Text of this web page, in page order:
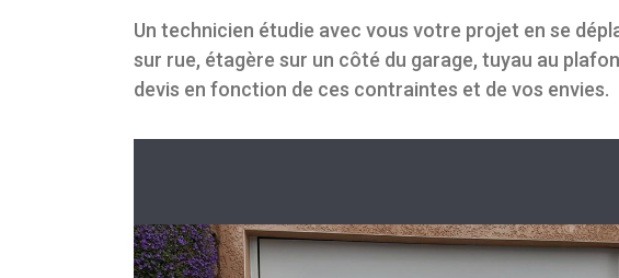
Un technicien étudie avec vous votre projet en se
sur rue, étagère sur un côté du garage, tuyau au
devis en fonction de ces contraintes et de vos envies.